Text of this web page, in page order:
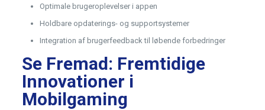
Optimale brugeroplevelser i appen
Holdbare opdaterings- og supportsystemer
Integration af brugerfeedback til løbende forbedringer
Se Fremad: Fremtidige
Innovationer i
Mobilgaming